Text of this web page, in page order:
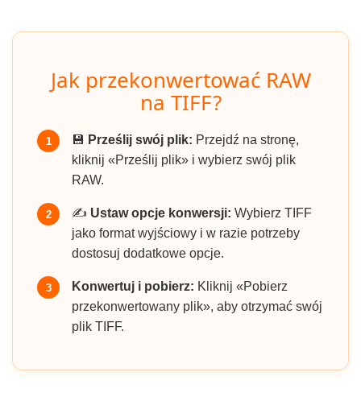
Jak przekonwertować RAW
na TIFF?
1 💾 Prześlij swój plik: Przejdź na stronę,
kliknij «Prześlij plik» i wybierz swój plik
RAW.
2 ✍️ Ustaw opcje konwersji: Wybierz TIFF
jako format wyjściowy i w razie potrzeby
dostosuj dodatkowe opcje.
3 Konwertuj i pobierz: Kliknij «Pobierz
przekonwertowany plik», aby otrzymać swój
plik TIFF.